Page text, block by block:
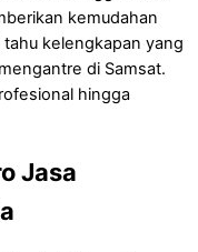
kemudahan
kelengkapan yang
di Samsat.
hingga
Jasa